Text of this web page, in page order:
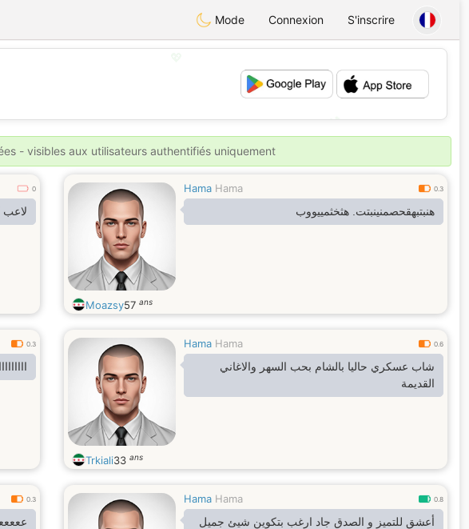
Mode Connexion S'inscrire
- visibles aux utilisateurs authentifiés uniquement
0
لاعب
Hama Hama 0.3
هنبتبهقحصمنينبتت. هثخثمييووب
Moazsy57 ans
0.3 Hama Hama 0.6
شاب عسكري حاليا بالشام بحب السهر والاغاني
القديمة
Trkiali33 ans
0.3 Hama Hama 0.8
أعشق للتميز و الصدق جاد ارغب بتكوين شيئ جميل